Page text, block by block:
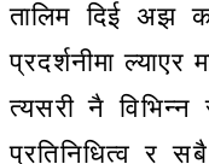
तालिम दिई अझ
प्रदर्शनीमा ल्याएर
त्यसरी नै विभिन्न
प्रतिनिधित्व र